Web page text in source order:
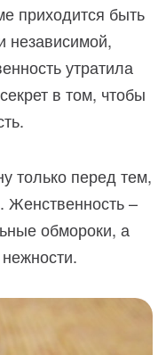
приходится быть
независимой,
утратила
в том, чтобы
только перед тем,
Женственность –
обмороки, а